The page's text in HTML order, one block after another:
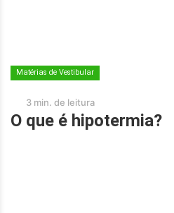
Matérias de Vestibular
3 min. de leitura
O que é hipotermia?